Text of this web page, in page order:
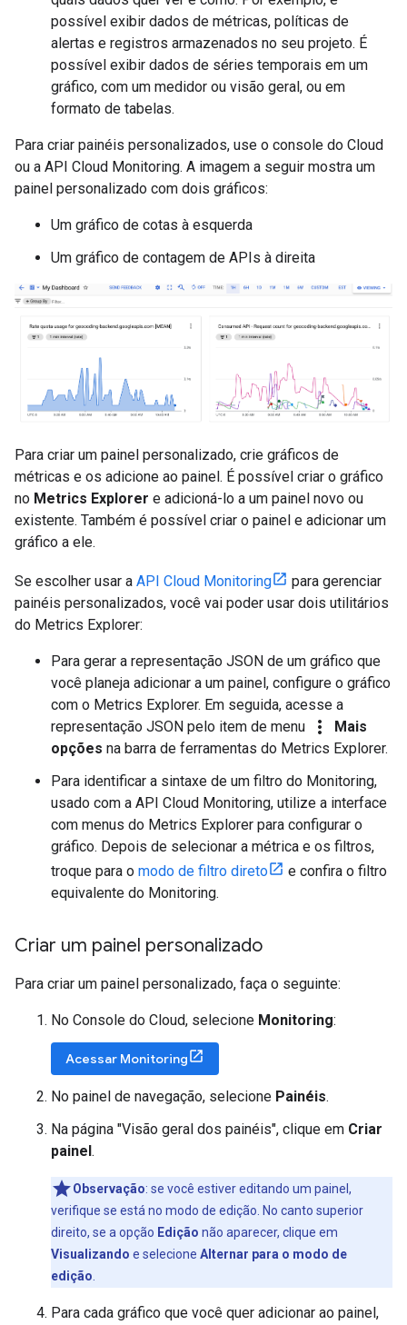
possível exibir dados de métricas, políticas de
alertas e registros armazenados no seu projeto. É
possível exibir dados de séries temporais em um
gráfico, com um medidor ou visão geral, ou em
formato de tabelas.
Para criar painéis personalizados, use o console do Cloud
ou a API Cloud Monitoring. A imagem a seguir mostra um
painel personalizado com dois gráficos:
Um gráfico de cotas à esquerda
Um gráfico de contagem de APIs à direita
Para criar um painel personalizado, crie gráficos de
métricas e os adicione ao painel. É possível criar o gráfico
no Metrics Explorer e adicioná-lo a um painel novo ou
existente. Também é possível criar o painel e adicionar um
gráfico a ele.
Se escolher usar a API Cloud Monitoring
para gerenciar
painéis personalizados, você vai poder usar dois utilitários
do Metrics Explorer:
Para gerar a representação JSON de um gráfico que
você planeja adicionar a um painel, configure o gráfico
com o Metrics Explorer. Em seguida, acesse a
representação JSON pelo item de menu
more_vert
Mais
opções na barra de ferramentas do Metrics Explorer.
Para identificar a sintaxe de um filtro do Monitoring,
usado com a API Cloud Monitoring, utilize a interface
com menus do Metrics Explorer para configurar o
gráfico. Depois de selecionar a métrica e os filtros,
troque para o modo de filtro direto
e confira o filtro
equivalente do Monitoring.
Criar um painel personalizado
Para criar um painel personalizado, faça o seguinte:
No Console do Cloud, selecione Monitoring:
Acessar Monitoring
No painel de navegação, selecione Painéis.
Na página "Visão geral dos painéis", clique em Criar
painel.
Observação: se você estiver editando um painel,
verifique se está no modo de edição. No canto superior
direito, se a opção Edição não aparecer, clique em
Visualizando e selecione Alternar para o modo de
edição
Para cada gráfico que você quer adicionar ao painel,